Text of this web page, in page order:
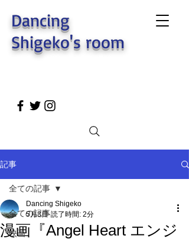
Dancing
Shigeko's room
記事
全ての記事
映画
全ての記事
漫画『Angel Heart エンジ
Dancing Shigeko
5月3日 読了時間: 2分